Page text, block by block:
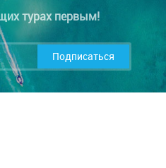
турах первым!
Подписаться